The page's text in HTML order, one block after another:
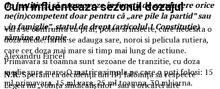
de Justiție și să promoveze în funcții de conducere orice
ne(in)competent doar pentru că „are pile la partid” sau
„în famiglie”, statul de drept (articolul 1 Constituție)
rămâne o utopie.
Alexandru Firicel
N.R.Sperăm ca decidenții din IPJ Ialomița să respecte
Legea nu „voința sindicaliștilor” sau a oricărei alte
Cum influenteaza sezonul dozajul
Vara se confrunta cu praf, polen si insecte, care necesita o
doza medie. Iarna se adauga sare, noroi si pelicula rutiera,
care cer doza mai mare si timp mai lung de actiune.
Primavara si toamna sunt sezoane de tranzitie, cu doza
medie spre mare. O matrice simpla pe care o poti folosi: 15
ml primavara, 15 ml vara, 25 ml toamna, 30 ml iarna.